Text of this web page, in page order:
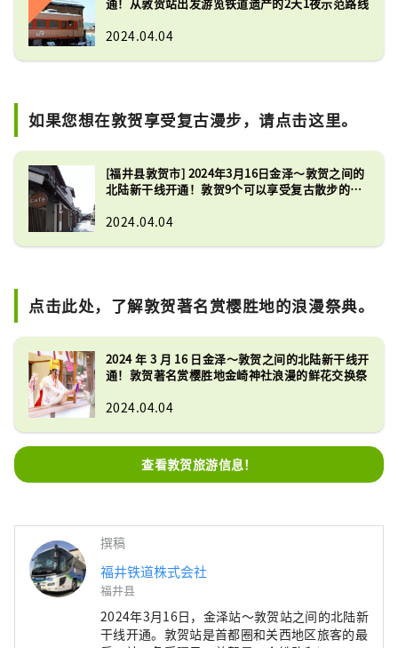
2024.04.04
如果您想在敦贺享受复古漫步，请点击这里。
[福井县敦贺市] 2024年3月16日金泽～敦贺之间的
北陆新干线开通！敦贺9个可以享受复古散步的景
2024.04.04
点击此处，了解敦贺著名赏樱胜地的浪漫祭典。
2024 年 3 月 16 日金泽～敦贺之间的北陆新干线开
通！敦贺著名赏樱胜地金崎神社浪漫的鲜花交换祭
2024.04.04
查看敦贺旅游信息！
撰稿
福井铁道株式会社
福井县
2024年3月16日，金泽站～敦贺站之间的北陆新
干线开通。敦贺站是首都圈和关西地区旅客的最